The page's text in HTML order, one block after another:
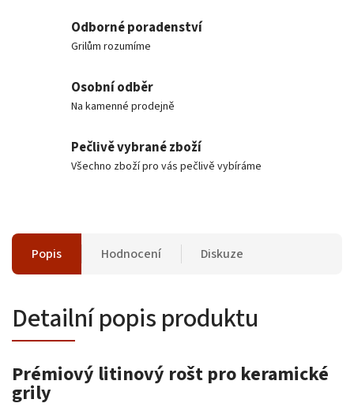
Odborné poradenství
Grilům rozumíme
Osobní odběr
Na kamenné prodejně
Pečlivě vybrané zboží
Všechno zboží pro vás pečlivě vybíráme
Popis Hodnocení Diskuze
Detailní popis produktu
Prémiový litinový rošt pro keramické
grily